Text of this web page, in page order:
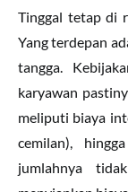
Tinggal tetap di
Yang terdepan
tangga.
karyawan
meliputi biaya
cemilan),
jumlahnya